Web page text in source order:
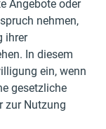
Angebote oder
nehmen,
ihrer
In diesem
ein, wenn
gesetzliche
zur Nutzung